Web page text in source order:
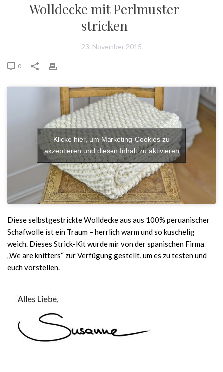
Wolldecke mit Perlmuster
stricken
23. November 2015
0
Klicke hier, um Marketing-Cookies zu
akzeptieren und diesen Inhalt zu aktivieren
Diese selbstgestrickte Wolldecke aus aus 100% peruanischer
Schafwolle ist ein Traum – herrlich warm und so kuschelig
weich. Dieses Strick-Kit wurde mir von der spanischen Firma
„We are knitters“ zur Verfügung gestellt, um es zu testen und
euch vorstellen.